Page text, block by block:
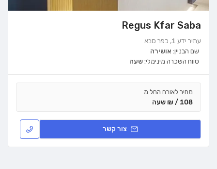
Regus Kfar Saba
עתיר ידע 1, כפר סבא
שם הבניין: אושירה
טווח השכרה מינימלי:שעה
מחיר לאורח החל מ
108 / ₪ שעה
צור קשר